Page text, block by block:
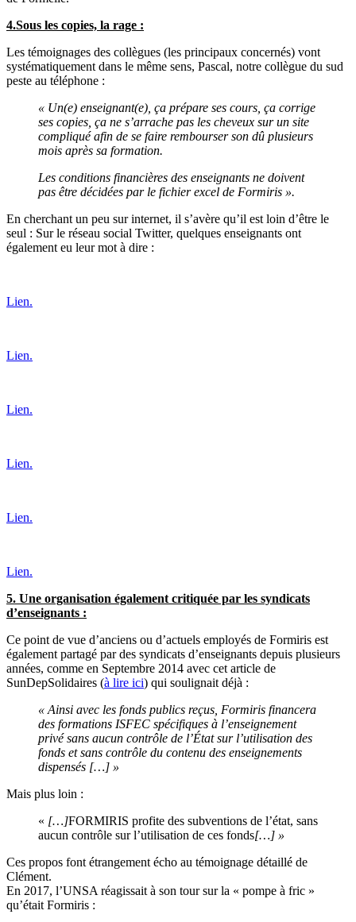
4.Sous les copies, la rage :
Les témoignages des collègues (les principaux concernés) vont
systématiquement dans le même sens, Pascal, notre collègue du sud
peste au téléphone :
« Un(e) enseignant(e), ça prépare ses cours, ça corrige
ses copies, ça ne s’arrache pas les cheveux sur un site
compliqué afin de se faire rembourser son dû plusieurs
mois après sa formation.
Les conditions financières des enseignants ne doivent
pas être décidées par le fichier excel de Formiris ».
En cherchant un peu sur internet, il s’avère qu’il est loin d’être le
seul : Sur le réseau social Twitter, quelques enseignants ont
également eu leur mot à dire :
Lien.
Lien.
Lien.
Lien.
Lien.
Lien.
5. Une organisation également critiquée par les syndicats
d’enseignants :
Ce point de vue d’anciens ou d’actuels employés de Formiris est
également partagé par des syndicats d’enseignants depuis plusieurs
années, comme en Septembre 2014 avec cet article de
SunDepSolidaires (à lire ici) qui soulignait déjà :
« Ainsi avec les fonds publics reçus, Formiris financera
des formations ISFEC spécifiques à l’enseignement
privé sans aucun contrôle de l’État sur l’utilisation des
fonds et sans contrôle du contenu des enseignements
dispensés […] »
Mais plus loin :
« […]FORMIRIS profite des subventions de l’état, sans
aucun contrôle sur l’utilisation de ces fonds[…] »
Ces propos font étrangement écho au témoignage détaillé de
Clément.
En 2017, l’UNSA réagissait à son tour sur la « pompe à fric »
qu’était Formiris :